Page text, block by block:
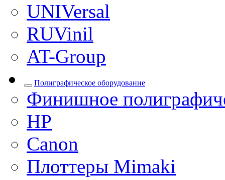
UNIVersal
RUVinil
AT-Group
Полиграфическое оборудование
Финишное
HP
Canon
Плоттеры Mimaki